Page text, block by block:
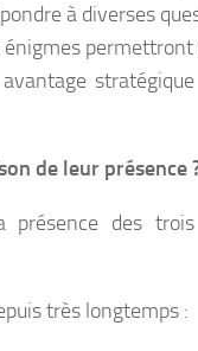
à diverses
permettront
de leur présence
des
très longtemps :